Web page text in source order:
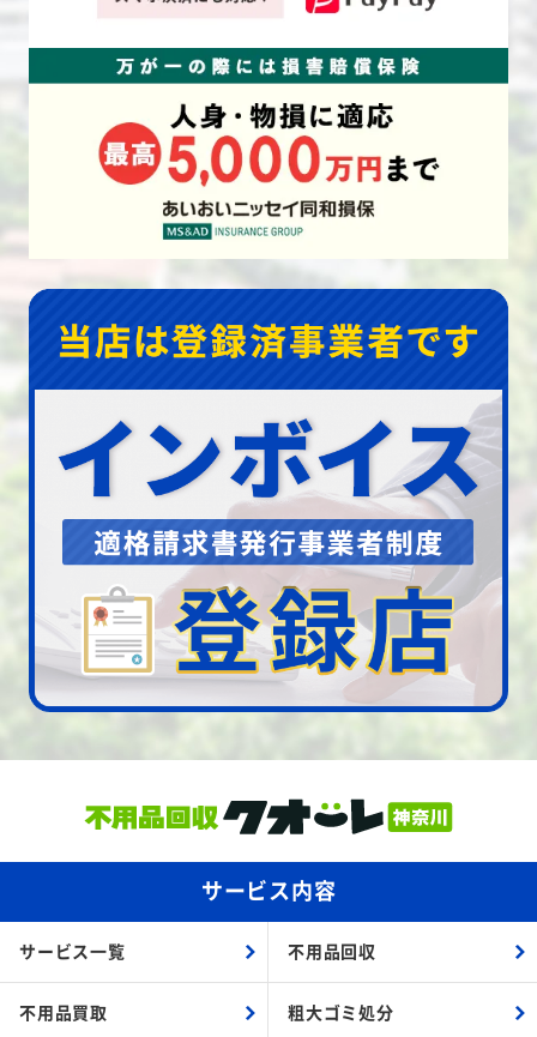
サービス内容
サービス一覧 不用品回収
不用品買取 粗大ゴミ処分